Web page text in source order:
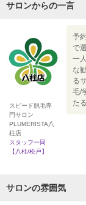
サロンからの一言
スピード脱毛専
門サロン
PLUMERISTA八
柱店
スタッフ一同
【八柱/松戸】
予
で
一
な
る
毛/
た
サロンの雰囲気